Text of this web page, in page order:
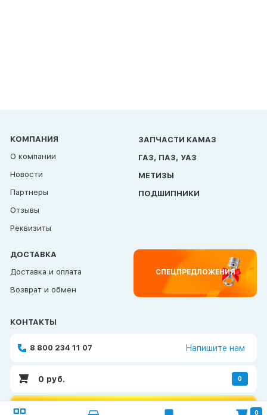
КОМПАНИЯ
О компании
Новости
Партнеры
Отзывы
Реквизиты
ЗАПЧАСТИ КАМАЗ
ГАЗ, ПАЗ, УАЗ
МЕТИЗЫ
ПОДШИПНИКИ
ДОСТАВКА
Доставка и оплата
Возврат и обмен
СПЕЦПРЕДЛОЖЕНИЯ
КОНТАКТЫ
8 800 234 11 07 Напишите нам
0 руб. 0
0